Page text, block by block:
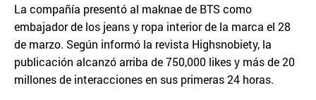
La compañía presentó al maknae de BTS como
embajador de los jeans y ropa interior de la marca el 28
de marzo. Según informó la revista Highsnobiety, la
publicación alcanzó arriba de 750,000 likes y más de 20
millones de interacciones en sus primeras 24 horas.